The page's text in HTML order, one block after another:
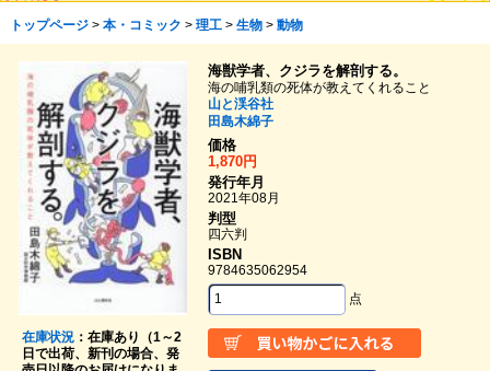
トップページ> 本・コミック > 理工> 生物> 動物
在庫状況：在庫あり（1～2
日で出荷、新刊の場合、発
海獣学者、クジラを解剖する。
海の哺乳類の死体が教えてくれること
山と渓谷社
田島木綿子
価格
1,870円
発行年月
2021年08月
判型
四六判
ISBN
9784635062954
点